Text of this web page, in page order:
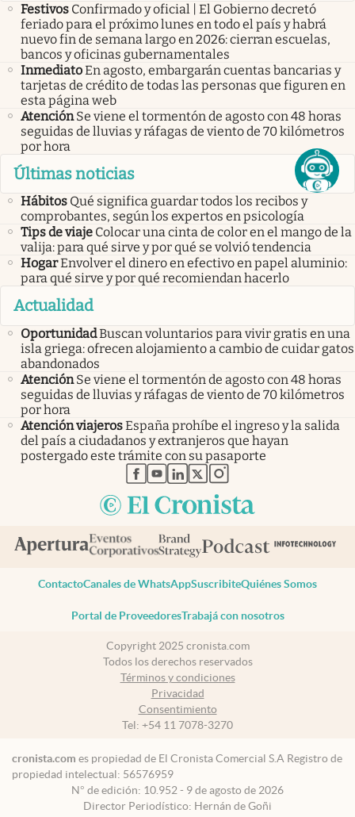
Festivos Confirmado y oficial | El Gobierno decretó
feriado para el próximo lunes en todo el país y habrá
nuevo fin de semana largo en 2026: cierran escuelas,
bancos y oficinas gubernamentales
InmediatoEn agosto, embargarán cuentas bancarias y
tarjetas de crédito de todas las personas que figuren en
esta página web
Atención Se viene el tormentón de agosto con 48 horas
seguidas de lluvias y ráfagas de viento de 70 kilómetros
por hora
Últimas noticias
Hábitos Qué significa guardar todos los recibos y
comprobantes, según los expertos en psicología
Tips de viaje Colocar una cinta de color en el mango de la
valija: para qué sirve y por qué se volvió tendencia
HogarEnvolver el dinero en efectivo en papel aluminio:
para qué sirve y por qué recomiendan hacerlo
Actualidad
OportunidadBuscan voluntarios para vivir gratis en una
isla griega: ofrecen alojamiento a cambio de cuidar gatos
abandonados
Atención Se viene el tormentón de agosto con 48 horas
seguidas de lluvias y ráfagas de viento de 70 kilómetros
por hora
Atención viajerosEspaña prohíbe el ingreso y la salida
del país a ciudadanos y extranjeros que hayan
postergado este trámite con su pasaporte
abre en nueva pestaña
abre en nueva pestaña
abre en nueva pestaña
abre en nueva pestaña
abre en nueva pestaña
ContactoCanales de WhatsAppSuscribiteQuiénes Somos
Portal de ProveedoresTrabajá con nosotros
Copyright 2025 cronista.com
Todos los derechos reservados
Términos y condiciones
Privacidad
Consentimiento
Tel: +54 11 7078-3270
cronista.com es propiedad de El Cronista Comercial S.A Registro de
propiedad intelectual: 56576959
N° de edición: 10.952 - 9 de agosto de 2026
Director Periodístico: Hernán de Goñi